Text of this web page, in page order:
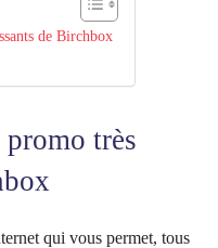
de Birchbox
très
qui vous permet, tous